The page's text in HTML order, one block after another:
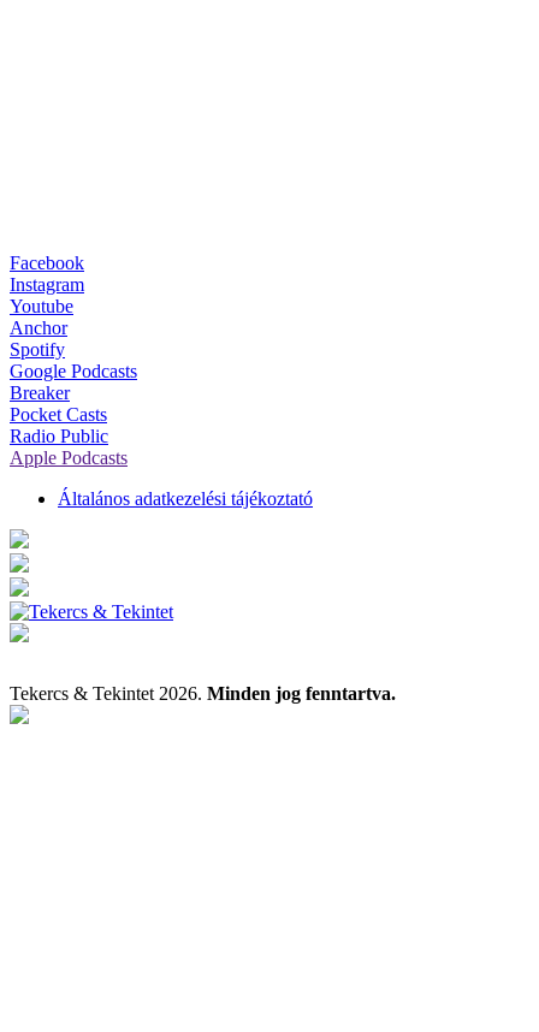
Facebook
Instagram
Youtube
Anchor
Spotify
Google Podcasts
Breaker
Pocket Casts
Radio Public
Apple Podcasts
Általános adatkezelési tájékoztató
Tekercs & Tekintet 2026. Minden jog fenntartva.